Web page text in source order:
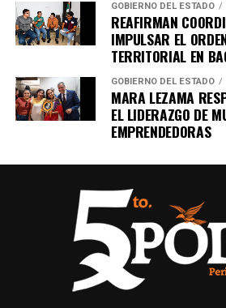
GOBIERNO DEL ESTADO
REAFIRMAN
IMPULSAR EL
TERRITORIAL EN
GOBIERNO DEL ESTADO
MARA LEZAMA
EL LIDERAZGO DE
EMPRENDEDORAS